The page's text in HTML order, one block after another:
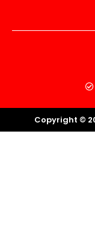
Copyright ©